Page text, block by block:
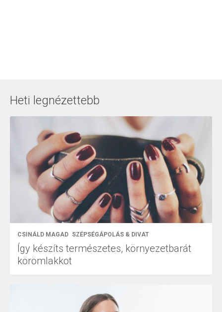
Heti legnézettebb
CSINÁLD MAGAD SZÉPSÉGÁPOLÁS & DIVAT
Így készíts természetes, környezetbarát
körömlakkot